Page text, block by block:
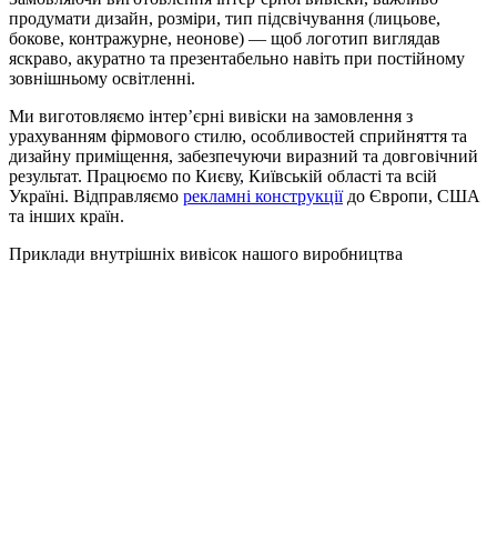
продумати дизайн, розміри, тип підсвічування (лицьове,
бокове, контражурне, неонове) — щоб логотип виглядав
яскраво, акуратно та презентабельно навіть при постійному
зовнішньому освітленні.
Ми виготовляємо інтер’єрні вивіски на замовлення з
урахуванням фірмового стилю, особливостей сприйняття та
дизайну приміщення, забезпечуючи виразний та довговічний
результат. Працюємо по Києву, Київській області та всій
Україні. Відправляємо рекламні конструкціїдо Європи, США
та інших країн.
Приклади внутрішніх вивісок нашого виробництва